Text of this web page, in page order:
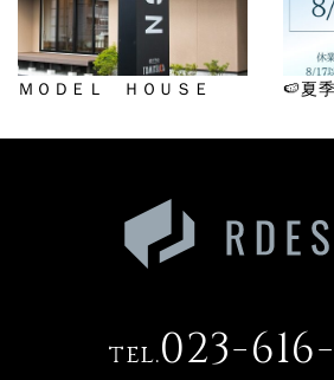
ＭＯＤＥＬ ＨＯＵＳＥ 🍉夏
tel.023-